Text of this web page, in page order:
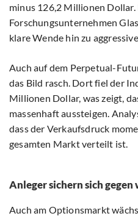
minus 126,2 Millionen Dollar.
Forschungsunternehmen
klare Wende hin zu
Auch auf dem Perpetual-
das Bild rasch. Dort fiel der
Millionen Dollar, was zeigt,
massenhaft aussteigen.
dass der Verkaufsdruck
gesamten Markt verteilt ist.
Anleger sichern sich
Auch am Optionsmarkt